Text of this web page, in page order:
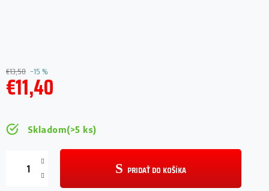
€13,50 –15 %
€11,40
Skladom(>5 ks)
PRIDAŤ DO KOŠÍKA